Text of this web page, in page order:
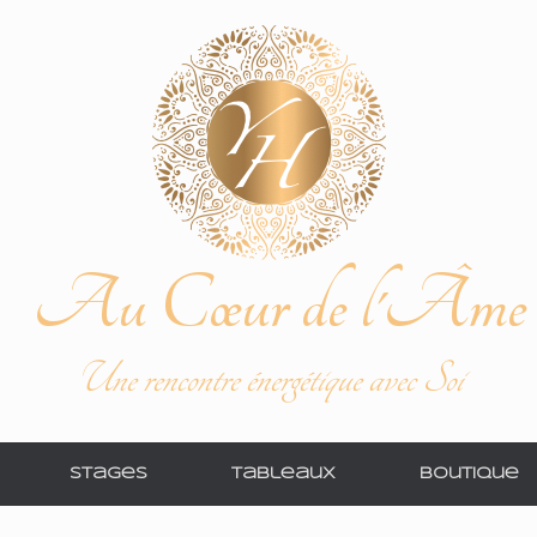
Au Cœur de l'Âme
Une rencontre énergétique avec Soi
Stages Tableaux Boutique